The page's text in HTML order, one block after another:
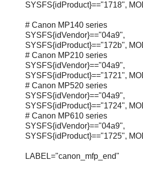
SYSFS{idProduct}=="1718",
# Canon MP140 series
SYSFS{idVendor}=="04a9",
SYSFS{idProduct}=="172b",
# Canon MP210 series
SYSFS{idVendor}=="04a9",
SYSFS{idProduct}=="1721",
# Canon MP520 series
SYSFS{idVendor}=="04a9",
SYSFS{idProduct}=="1724",
# Canon MP610 series
SYSFS{idVendor}=="04a9",
SYSFS{idProduct}=="1725",
LABEL="canon_mfp_end"